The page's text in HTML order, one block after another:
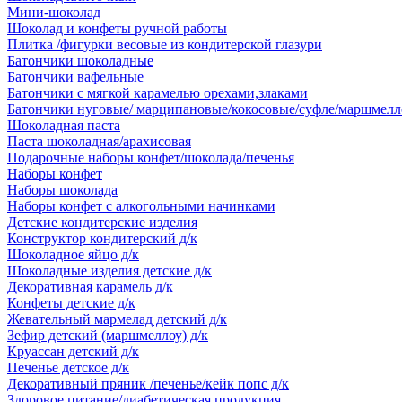
Мини-шоколад
Шоколад и конфеты ручной работы
Плитка /фигурки весовые из кондитерской глазури
Батончики шоколадные
Батончики вафельные
Батончики с мягкой карамелью орехами,злаками
Батончики нуговые/ марципановые/кокосовые/суфле/
Шоколадная паста
Паста шоколадная/арахисовая
Подарочные наборы конфет/шоколада/печенья
Наборы конфет
Наборы шоколада
Наборы конфет с алкогольными начинками
Детские кондитерские изделия
Конструктор кондитерский д/к
Шоколадное яйцо д/к
Шоколадные изделия детские д/к
Декоративная карамель д/к
Конфеты детские д/к
Жевательный мармелад детский д/к
Зефир детский (маршмеллоу) д/к
Круассан детский д/к
Печенье детское д/к
Декоративный пряник /печенье/кейк попс д/к